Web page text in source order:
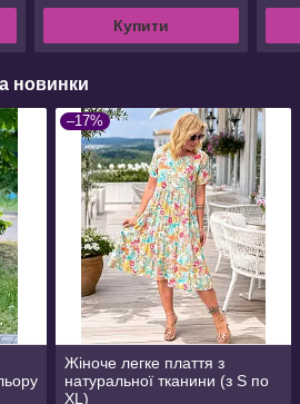
Купити
новинки
–17%
Жіноче легке плаття з
натуральної тканини (з S по
XL)